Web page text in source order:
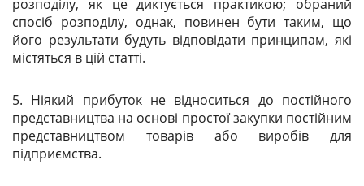
розподілу, як це диктується практикою; обраний
спосіб розподілу, однак, повинен бути таким, що
його результати будуть відповідати принципам, які
містяться в цій статті.
5. Ніякий прибуток не відноситься до постійного
представництва на основі простої закупки постійним
представництвом товарів або виробів для
підприємства.